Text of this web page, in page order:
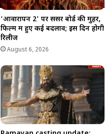
‘आवारापन 2’ पर सेंसर बोर्ड की मुहर,
फिल्म में हुए कई बदलाव; इस दिन होगी
रिलीज
August 6, 2026